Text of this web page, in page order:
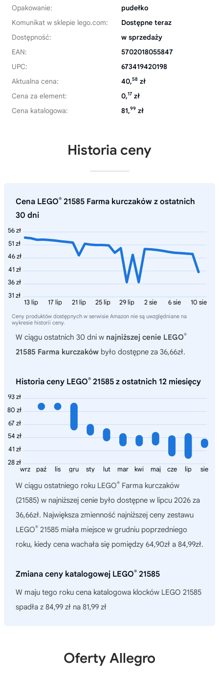
Opakowanie:
pudełko
Komunikat w sklepie lego.com:
Dostępne teraz
Dostępność:
w sprzedaży
EAN:
5702018055847
UPC:
673419420198
Aktualna cena:
40,58 zł
Cena za element:
0,17 zł
Cena katalogowa:
81,99 zł
Historia ceny
Cena LEGO® 21585 Farma kurczaków z ostatnich
30 dni
56 zł
51 zł
46 zł
41 zł
36 zł
31 zł
10 sie
6 sie
2 sie
29 lip
25 lip
21 lip
17 lip
13 lip
Ceny produktów dostępnych w serwisie Amazon nie są uwzględniane na
wykresie historii ceny.
W ciągu ostatnich 30 dni w najniższej cenie LEGO®
21585 Farma kurczaków było dostępne za 36,66zł.
Historia ceny LEGO® 21585 z ostatnich 12 miesięcy
93 zł
80 zł
67 zł
54 zł
41 zł
28 zł
sie
lip
cze
maj
kwi
mar
lut
sty
gru
lis
paź
wrz
W ciągu ostatniego roku LEGO® Farma kurczaków
(21585) w najniższej cenie było dostępne w lipcu 2026 za
36,66zł. Największa zmienność najniższej ceny zestawu
LEGO® 21585 miała miejsce w grudniu poprzedniego
roku, kiedy cena wachała się pomiędzy 64,90zł a 84,99zł.
Zmiana ceny katalogowej LEGO® 21585
W maju tego roku cena katalogowa klocków LEGO 21585
spadła z 84,99 zł na 81,99 zł
Oferty Allegro